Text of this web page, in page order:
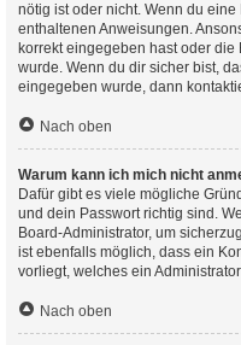
nötig ist oder nicht. Wenn du
enthaltenen Anweisungen.
korrekt eingegeben hast oder
wurde. Wenn du dir sicher bist,
eingegeben wurde, dann
Nach oben
Warum kann ich mich nicht
Dafür gibt es viele mögliche
und dein Passwort richtig sind.
Board-Administrator, um
ist ebenfalls möglich, dass ein
vorliegt, welches ein
Nach oben